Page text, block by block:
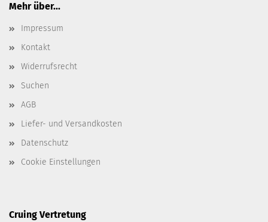
Mehr über...
Impressum
Kontakt
Widerrufsrecht
Suchen
AGB
Liefer- und Versandkosten
Datenschutz
Cookie Einstellungen
Cruing Vertretung